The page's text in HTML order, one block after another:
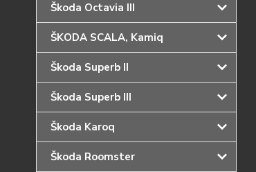
Škoda Octavia III
ŠKODA SCALA, Kamiq
Škoda Superb II
Škoda Superb III
Škoda Karoq
Škoda Roomster